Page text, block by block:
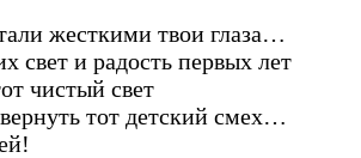
жесткими твои глаза…
свет и радость первых лет
чистый свет
тот детский смех…